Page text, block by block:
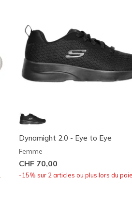
Dynamight 2.0 - Eye to Eye
Femme
CHF 70,00
-15% sur 2 articles ou plus lors du